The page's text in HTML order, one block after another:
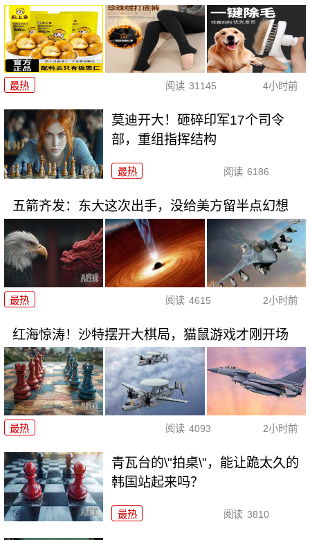
最热 阅读 31145 4小时前
莫迪开大！砸碎印军17个司令
部，重组指挥结构
最热 阅读 6186
五箭齐发：东大这次出手，没给美方留半点幻想
最热 阅读 4615 2小时前
红海惊涛！沙特摆开大棋局，猫鼠游戏才刚开场
最热 阅读 4093 2小时前
青瓦台的\"拍桌\"，能让跪太久的
韩国站起来吗？
最热 阅读 3810